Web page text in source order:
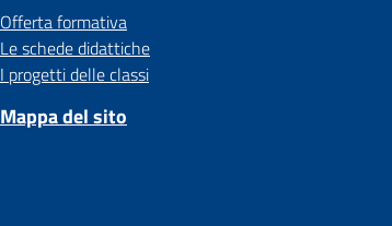
Offerta formativa
Le schede didattiche
I progetti delle classi
Mappa del sito